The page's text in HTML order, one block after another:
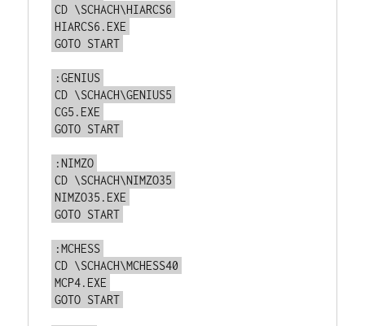
CD \SCHACH\HIARCS6
HIARCS6.EXE
GOTO START
:GENIUS
CD \SCHACH\GENIUS5
CG5.EXE
GOTO START
:NIMZO
CD \SCHACH\NIMZO35
NIMZO35.EXE
GOTO START
:MCHESS
CD \SCHACH\MCHESS40
MCP4.EXE
GOTO START